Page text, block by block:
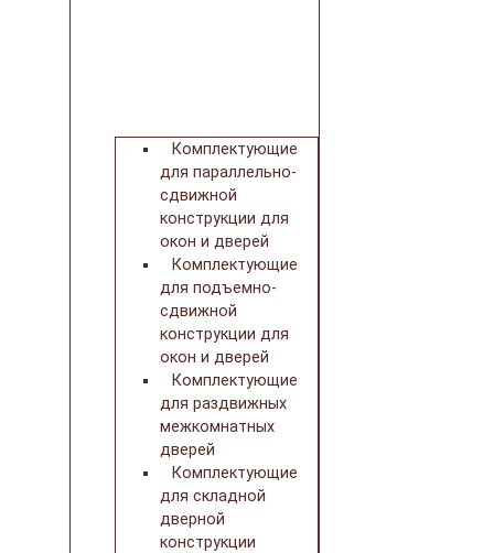
Комплектующие
для параллельно-
сдвижной
конструкции для
окон и дверей
Комплектующие
для подъемно-
сдвижной
конструкции для
окон и дверей
Комплектующие
для раздвижных
межкомнатных
дверей
Комплектующие
для складной
дверной
конструкции